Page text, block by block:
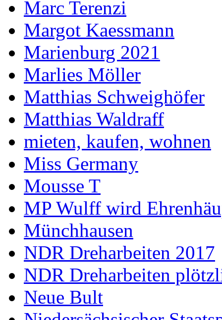
Marc Terenzi
Margot Kaessmann
Marienburg 2021
Marlies Möller
Matthias Schweighöfer
Matthias Waldraff
mieten, kaufen, wohnen
Miss Germany
Mousse T
MP Wulff wird
Münchhausen
NDR Dreharbeiten 2017
NDR Dreharbeiten
Neue Bult